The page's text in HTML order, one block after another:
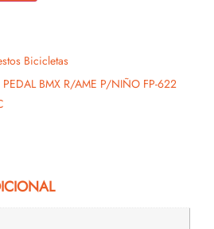
Bicicletas
PEDAL BMX R/AME P/NIÑO FP-622